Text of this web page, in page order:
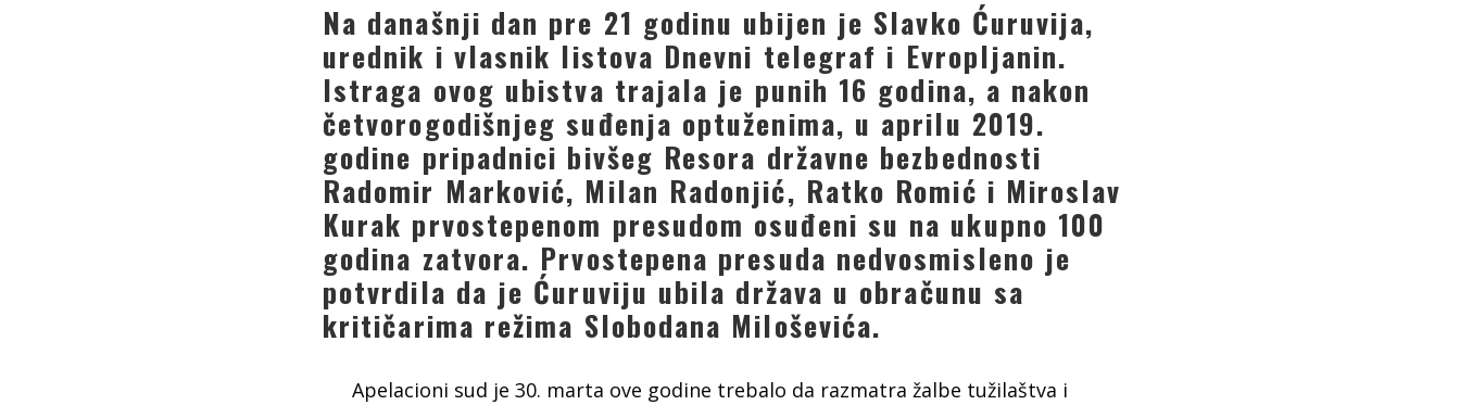
Na današnji dan pre 21 godinu ubijen je Slavko Ćuruvija,
urednik i vlasnik listova Dnevni telegraf i Evropljanin.
Istraga ovog ubistva trajala je punih 16 godina, a nakon
četvorogodišnjeg suđenja optuženima, u aprilu 2019.
godine pripadnici bivšeg Resora državne bezbednosti
Radomir Marković, Milan Radonjić, Ratko Romić i Miroslav
Kurak prvostepenom presudom osuđeni su na ukupno 100
godina zatvora. Prvostepena presuda nedvosmisleno je
potvrdila da je Ćuruviju ubila država u obračunu sa
kritičarima režima Slobodana Miloševića.
Apelacioni sud je 30. marta ove godine trebalo da razmatra žalbe tužilaštva i